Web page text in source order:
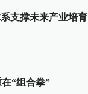
支撑未来产业培育
“组合拳”